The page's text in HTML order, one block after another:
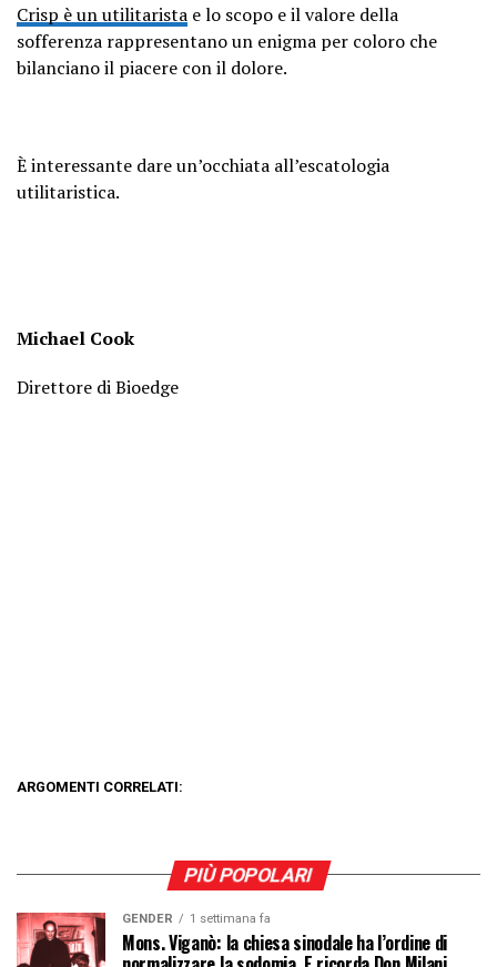
Crisp è un utilitarista e lo scopo e il valore della
sofferenza rappresentano un enigma per coloro che
bilanciano il piacere con il dolore.
È interessante dare un’occhiata all’escatologia
utilitaristica.
Michael Cook
Direttore di Bioedge
ARGOMENTI CORRELATI:
PIÙ POPOLARI
GENDER 1 settimana fa
Mons. Viganò: la chiesa sinodale ha l’ordine di